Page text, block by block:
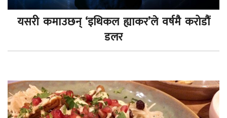
यसरी कमाउछन् ‘इथिकल ह्याकर’ले वर्षमै करोडौं
डलर